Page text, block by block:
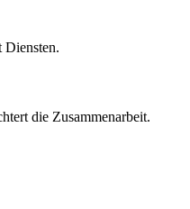
Diensten.
die Zusammenarbeit.